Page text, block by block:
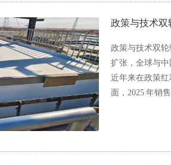
政策与技术
政策与技术双
扩张，全球与
近年来在政策
面，2025 年销